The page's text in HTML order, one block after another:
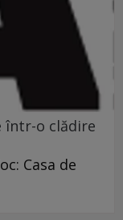
într-o clădire
Casa de